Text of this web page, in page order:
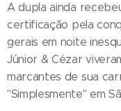
A dupla ainda
certificação pela
gerais em noite
Júnior & Cézar
marcantes de sua
"Simplesmente" em